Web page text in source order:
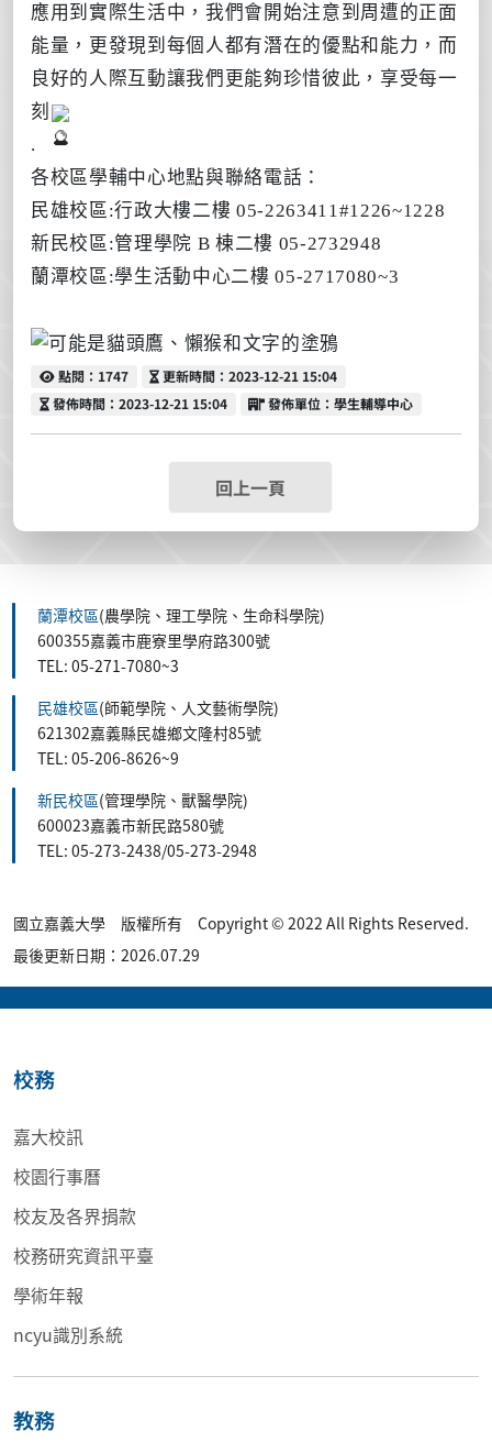
應用到實際生活中，我們會開始注意到周遭的正面
能量，更發現到每個人都有潛在的優點和能力，而
良好的人際互動讓我們更能夠珍惜彼此，享受每一
刻
.
各校區學輔中心地點與聯絡電話：
民雄校區:行政大樓二樓 05-2263411#1226~1228
新民校區:管理學院 B 棟二樓 05-2732948
蘭潭校區:學生活動中心二樓 05-2717080~3
點閱
點閱：1747 更新時間
更新時間：2023-12-21 15:04
發佈時間
發佈時間：2023-12-21 15:04 發佈單位
發佈單位：學生輔導中心
回上一頁
蘭潭校區(農學院、理工學院、生命科學院)
600355嘉義市鹿寮里學府路300號
TEL: 05-271-7080~3
民雄校區(師範學院、人文藝術學院)
621302嘉義縣民雄鄉文隆村85號
TEL: 05-206-8626~9
新民校區(管理學院、獸醫學院)
600023嘉義市新民路580號
TEL: 05-273-2438/05-273-2948
國立嘉義大學 版權所有 Copyright © 2022 All Rights Reserved.
最後更新日期：2026.07.29
校務
嘉大校訊
校園行事曆
校友及各界捐款
校務研究資訊平臺
學術年報
ncyu識別系統
教務